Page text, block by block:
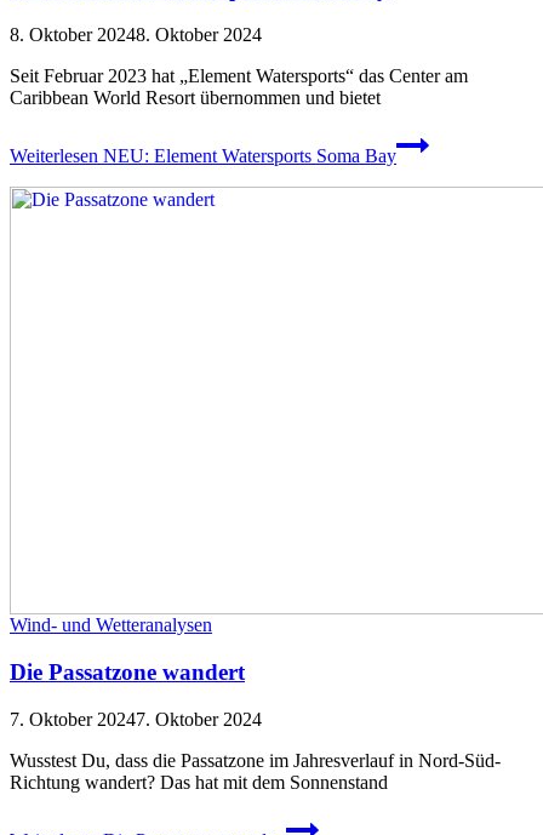
8. Oktober 20248. Oktober 2024
Seit Februar 2023 hat „Element Watersports“ das Center am
Caribbean World Resort übernommen und bietet
Weiterlesen NEU: Element Watersports Soma Bay
Wind- und Wetteranalysen
Die Passatzone wandert
7. Oktober 20247. Oktober 2024
Wusstest Du, dass die Passatzone im Jahresverlauf in Nord-Süd-
Richtung wandert? Das hat mit dem Sonnenstand